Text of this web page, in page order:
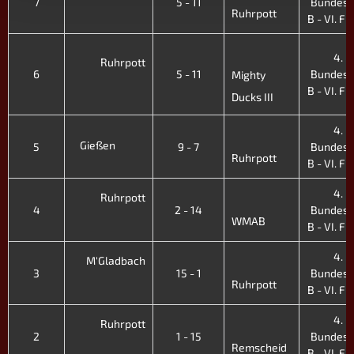
Ruhrpott
B - VI.
6
Ruhrpott
5 - 11
Mighty
Ducks III
4.
B - VI.
5 Gießen 9 - 7
Ruhrpott
4.
B - VI.
4
Ruhrpott
2 - 14
WMAB
4.
B - VI.
3
M'Gladbach
15 - 1
Ruhrpott
4.
B - VI.
2
Ruhrpott
1 - 15
Remscheid
4.